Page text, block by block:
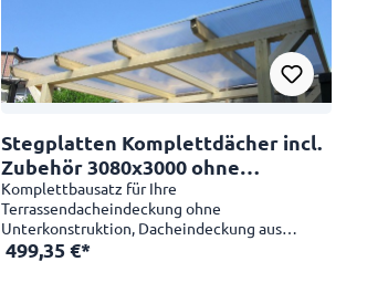
Stegplatten Komplettdächer incl.
Zubehör 3080x3000 ohne
Unterkonstruktion
Komplettbausatz für Ihre
Terrassendacheindeckung ohne
Unterkonstruktion, Dacheindeckung aus
Kunststoffplatten und mit Aluminiumprofilen.
499,35 €*